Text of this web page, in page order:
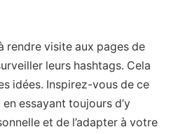
rendre visite aux pages de
leurs hashtags. Cela
idées. Inspirez-vous de ce
essayant toujours d’y
et de l’adapter à votre